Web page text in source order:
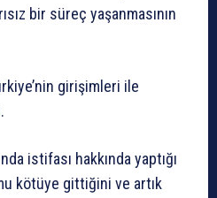
bir süreç yaşanmasının
girişimleri ile
istifası hakkında yaptığı
kötüye gittiğini ve artık